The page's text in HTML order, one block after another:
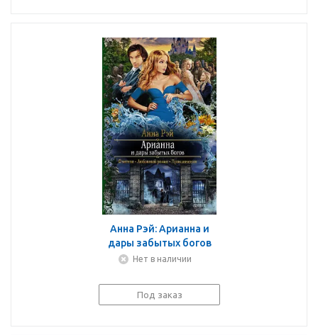
Анна Рэй: Арианна и
дары забытых богов
Нет в наличии
Под заказ